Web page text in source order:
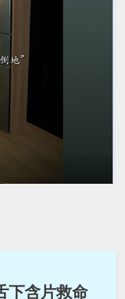
下含片救命